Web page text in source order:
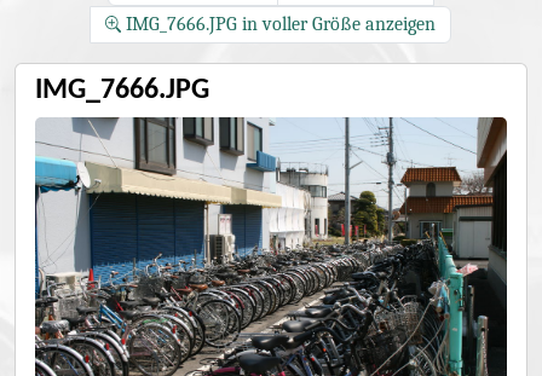
IMG_7666.JPG in voller Größe anzeigen
IMG_7666.JPG